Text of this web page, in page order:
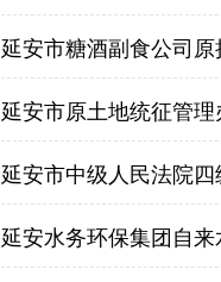
延安市原土地统征管
延安市中级人民法院
延安水务环保集团自